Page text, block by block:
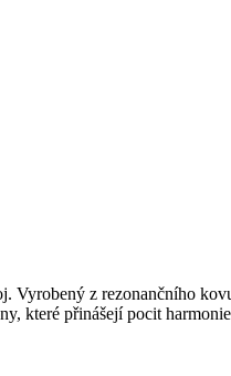
Vyrobený z rezonančního
které přinášejí pocit